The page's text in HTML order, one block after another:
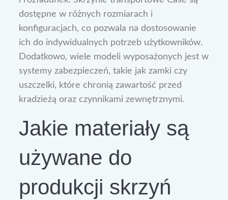
dostępne w różnych rozmiarach i
konfiguracjach, co pozwala na dostosowanie
ich do indywidualnych potrzeb użytkowników.
Dodatkowo, wiele modeli wyposażonych jest w
systemy zabezpieczeń, takie jak zamki czy
uszczelki, które chronią zawartość przed
kradzieżą oraz czynnikami zewnętrznymi.
Jakie materiały są
używane do
produkcji skrzyń